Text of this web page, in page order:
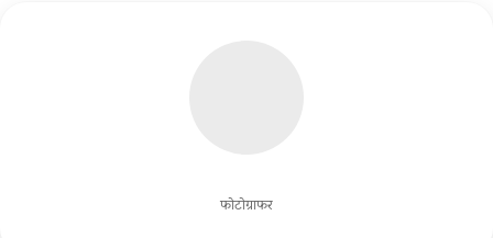
फोटोग्राफर